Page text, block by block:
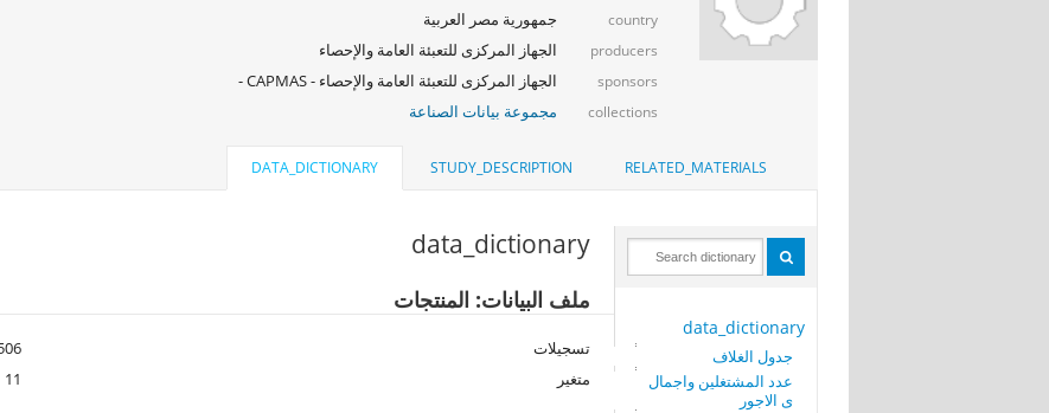
country جمهورية مصر العربية
producers الجهاز المركزى للتعبئة العامة والإحصاء
sponsors الجهاز المركزى للتعبئة العامة والإحصاء - CAPMAS -
collections مجموعة بيانات الصناعة
RELATED_MATERIALS
STUDY_DESCRIPTION
DATA_DICTIONARY
data_dictionary
جدول الغلاف
عدد المشتغلين واجمال
ى الاجور
data_dictionary
ملف البيانات: المنتجات
تسجيلات
متغير
11